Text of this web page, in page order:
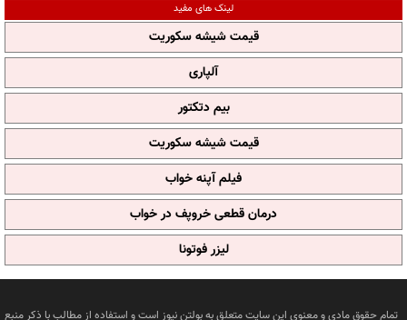
لینک های مفید
قیمت شیشه سکوریت
آلپاری
بیم دتکتور
قیمت شیشه سکوریت
فیلم آپنه خواب
درمان قطعی خروپف در خواب
لیزر فوتونا
تمام حقوق مادی و معنوی این سایت متعلق به بولتن نیوز است و استفاده از مطالب با ذکر منبع